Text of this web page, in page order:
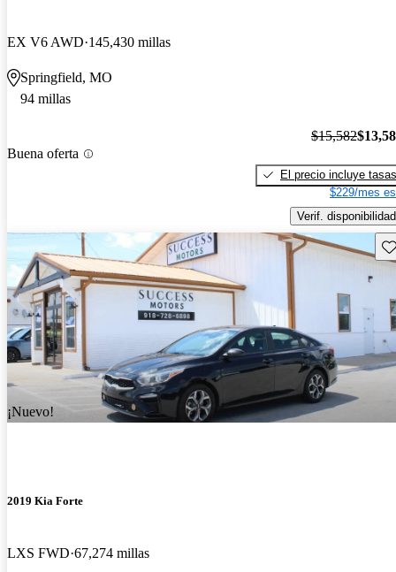
EX V6 AWD 145,430 millas
Springfield, MO
94 millas
Buena oferta
$15,582
El precio incluye tasas
$229/mes
Verif. disponibilidad
¡Nuevo!
2019 Kia Forte
LXS FWD 67,274 millas